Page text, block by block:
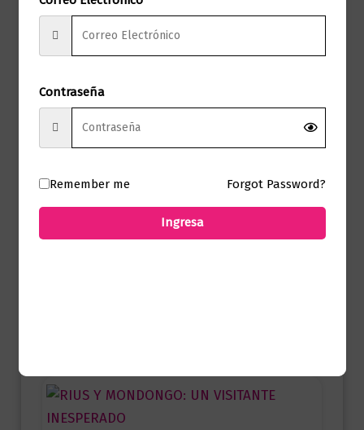
comprado este producto pueden hacer
una valoración.
Productos relacionados
Contraseña
Remember me Forgot Password?
Ingresa